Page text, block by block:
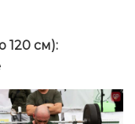
120 см):